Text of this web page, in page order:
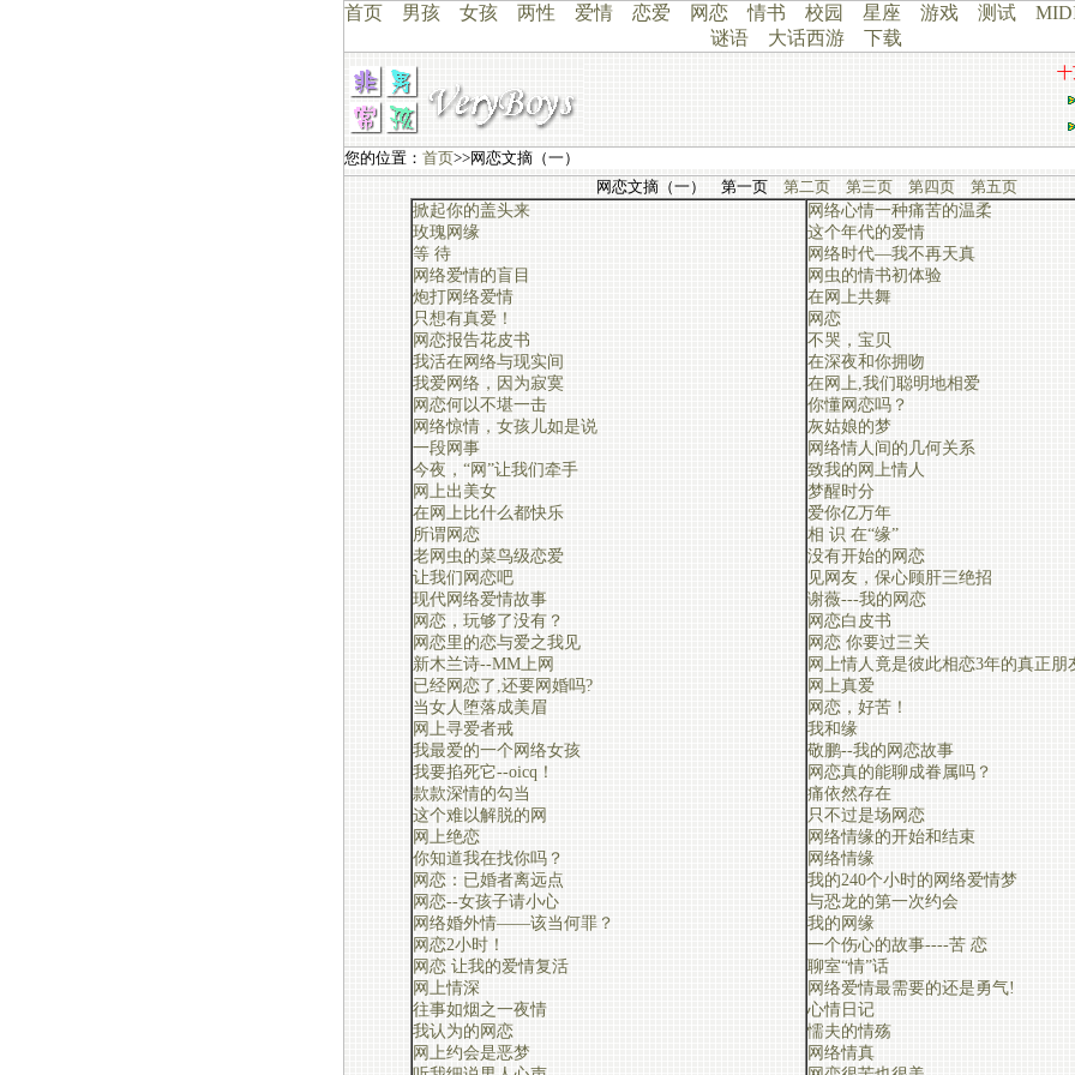
首页 男孩 女孩 两性 爱情 恋爱 网恋 情书 校园 星座 游戏 测试
谜语
大话西游 下载
您的位置： 首页>>网恋文摘（一）
网恋文摘（一） 第一页 第二页 第三页 第四页
第五页
掀起你的盖头来
玫瑰网缘
等 待
网络爱情的盲目
炮打网络爱情
只想有真爱！
网恋报告花皮书
我活在网络与现实间
我爱网络，因为寂寞
网恋何以不堪一击
网络惊情，女孩儿如是说
一段网事
今夜，“网”让我们牵手
网上出美女
在网上比什么都快乐
所谓网恋
老网虫的菜鸟级恋爱
让我们网恋吧
现代网络爱情故事
网恋，玩够了没有？
网恋里的恋与爱之我见
新木兰诗--MM上网
已经网恋了,还要网婚吗?
当女人堕落成美眉
网上寻爱者戒
我最爱的一个网络女孩
我要掐死它--oicq！
款款深情的勾当
这个难以解脱的网
网上绝恋
你知道我在找你吗？
网恋：已婚者离远点
网恋--女孩子请小心
网络婚外情——该当何罪？
网恋2小时！
网恋 让我的爱情复活
网上情深
往事如烟之一夜情
我认为的网恋
网上约会是恶梦
网络心情一种痛苦的温柔
这个年代的爱情
网络时代―我不再天真
网虫的情书初体验
在网上共舞
网恋
不哭，宝贝
在深夜和你拥吻
在网上,我们聪明地相爱
你懂网恋吗？
灰姑娘的梦
网络情人间的几何关系
致我的网上情人
梦醒时分
爱你亿万年
相 识 在“缘”
没有开始的网恋
见网友，保心顾肝三绝招
谢薇---我的网恋
网恋白皮书
网恋 你要过三关
网上情人竟是彼此相恋3年的真正朋
网上真爱
网恋，好苦！
我和缘
敬鹏--我的网恋故事
网恋真的能聊成眷属吗？
痛依然存在
只不过是场网恋
网络情缘的开始和结束
网络情缘
我的240个小时的网络爱情梦
与恐龙的第一次约会
我的网缘
一个伤心的故事----苦 恋
聊室“情”话
网络爱情最需要的还是勇气!
心情日记
懦夫的情殇
网络情真